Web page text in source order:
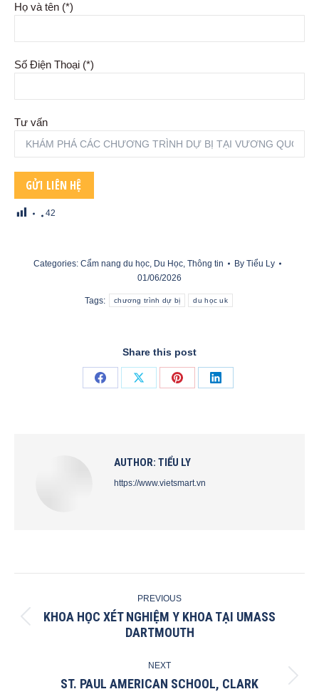
Họ và tên (*)
Số Điện Thoại (*)
Tư vấn
42
Categories: Cẩm nang du học, Du Học, Thông tin By Tiểu Ly
01/06/2026
Tags: chương trình dự bị du học uk
Share this post
Share
Share
Share
Share
AUTHOR: TIỂU LY
https://www.vietsmart.vn
NAVIGATION
PREVIOUS
Previous
post:
KHOA HỌC XÉT NGHIỆM Y KHOA TẠI UMASS
DARTMOUTH
NEXT
Next
ST. PAUL AMERICAN SCHOOL, CLARK